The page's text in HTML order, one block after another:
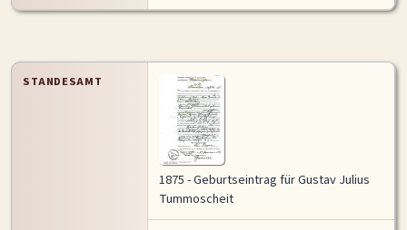
STANDESAMT
1875 - Geburtseintrag für Gustav Julius
Tummoscheit